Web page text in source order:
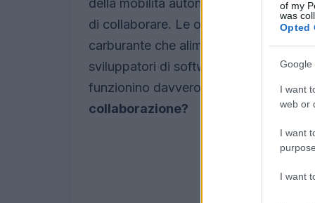
of my
was
Opted
Google
I want
web or
I want
I want
della mobilità autonoma non dipende
di collaborare. Le opportunità di
carburante che alimenta
sviluppatori di software, deve
funzionino davvero.
Hai mai
collaborazione?